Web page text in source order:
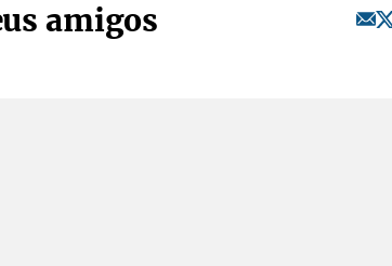
amigos